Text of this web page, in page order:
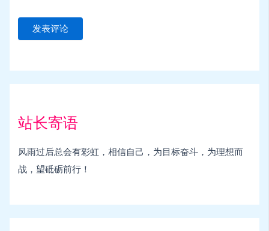
站长寄语
风雨过后总会有彩虹，相信自己，为目标奋斗，为理想而
战，望砥砺前行！